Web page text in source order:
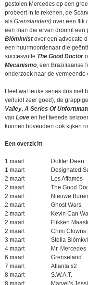
gestolen Mercedes op een
probeert in te rekenen, de
als Grenslanders) over een flik
een man die ervan droomt
Blómkvistover een advocate
een huurmoordenaar die
succesvolle The Good Doctor
Mecanismo, een Braziliaanse
onderzoek naar de vermeende
Heel wat leuke series dus met
verluidt zeer goed), de
Valley, A Series Of
van Love en het tweede
kunnen bovendien ook kijken
Een overzicht
1 maart Dokter Deen
1 maart
Designated
2 maart
Les Affamés
2 maart
The Good
2 maart
Nieuwe
2 maart
Ghost Wars
2 maart
Kevin Can
2 maart
Flikken
2 maart
Crimi Clowns
3 maart
Stella
4 maart
Mr. Mercedes
6 maart
Grenseland
7 maart
Atlanta s2
8 maart
S.W.A.T.
8 maart
Marvel’s